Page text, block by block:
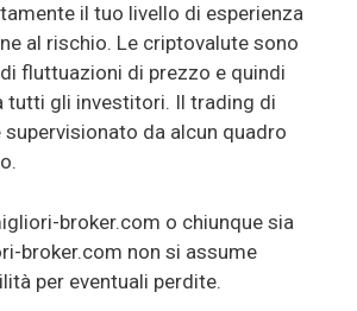
il tuo livello di esperienza
al rischio. Le criptovalute sono
fluttuazioni di prezzo e quindi
tutti gli investitori. Il trading di
da alcun quadro
broker.com o chiunque sia
broker.com non si assume
per eventuali perdite.